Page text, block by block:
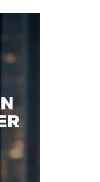
där
minst och störst